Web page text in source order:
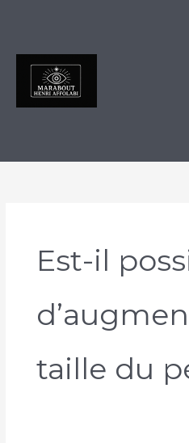
Est-il
taille du